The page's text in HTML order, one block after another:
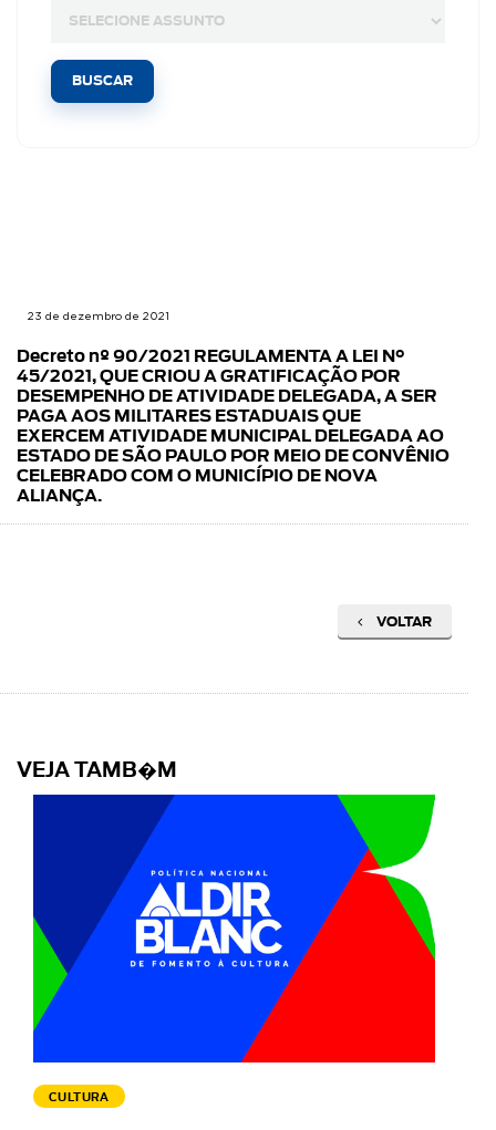
23 de dezembro de 2021
Decreto nº 90/2021 REGULAMENTA A LEI N°
45/2021, QUE CRIOU A GRATIFICAÇÃO POR
DESEMPENHO DE ATIVIDADE DELEGADA, A SER
PAGA AOS MILITARES ESTADUAIS QUE
EXERCEM ATIVIDADE MUNICIPAL DELEGADA AO
ESTADO DE SÃO PAULO POR MEIO DE CONVÊNIO
CELEBRADO COM O MUNICÍPIO DE NOVA
ALIANÇA.
VOLTAR
VEJA TAMB�M
CULTURA